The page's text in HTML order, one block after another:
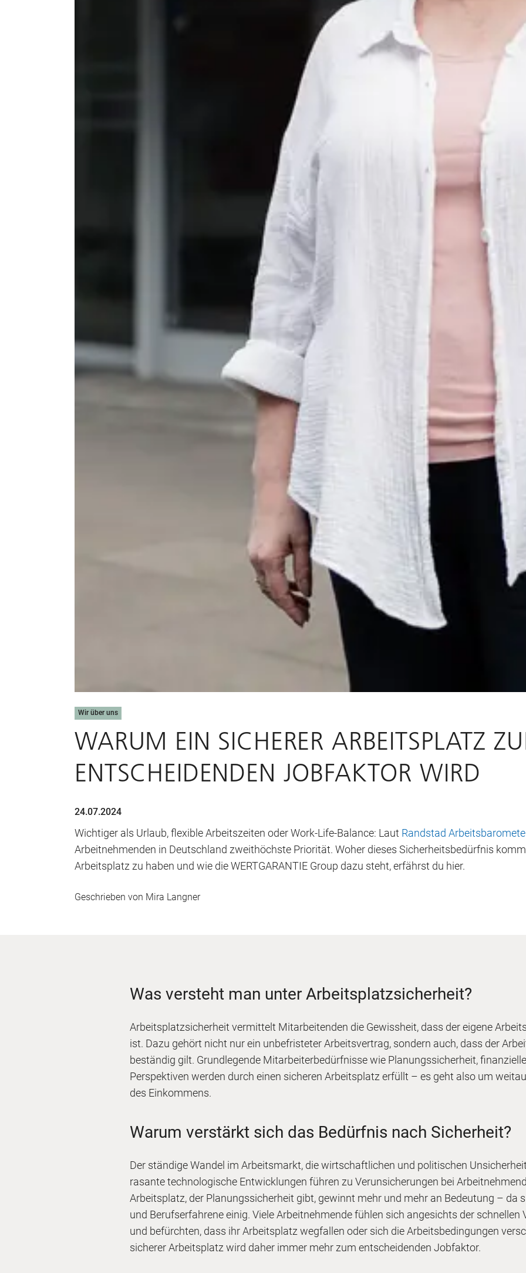
Wir über uns
WARUM EIN SICHERER ARBEITSPLATZ
ENTSCHEIDENDEN JOBFAKTOR WIRD
24.07.2024
Wichtiger als Urlaub, flexible Arbeitszeiten oder Work-Life-Balance: Laut Randstad
Arbeitnehmenden in Deutschland zweithöchste Priorität. Woher dieses Sicherheitsbedürfnis
Arbeitsplatz zu haben und wie die WERTGARANTIE Group dazu steht, erfährst du hier.
Geschrieben von Mira Langner
Was versteht man unter Arbeitsplatzsicherheit?
Arbeitsplatzsicherheit vermittelt Mitarbeitenden die Gewissheit, dass der eigene
ist. Dazu gehört nicht nur ein unbefristeter Arbeitsvertrag, sondern auch, dass der
beständig gilt. Grundlegende Mitarbeiterbedürfnisse wie Planungssicherheit,
Perspektiven werden durch einen sicheren Arbeitsplatz erfüllt – es geht also um
des Einkommens.
Warum verstärkt sich das Bedürfnis nach Sicherheit?
Der ständige Wandel im Arbeitsmarkt, die wirtschaftlichen und politischen
rasante technologische Entwicklungen führen zu Verunsicherungen bei
Arbeitsplatz, der Planungssicherheit gibt, gewinnt mehr und mehr an Bedeutung – da
und Berufserfahrene einig. Viele Arbeitnehmende fühlen sich angesichts der schnellen
und befürchten, dass ihr Arbeitsplatz wegfallen oder sich die Arbeitsbedingungen
sicherer Arbeitsplatz wird daher immer mehr zum entscheidenden Jobfaktor.